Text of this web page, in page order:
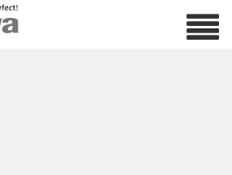
タイトル